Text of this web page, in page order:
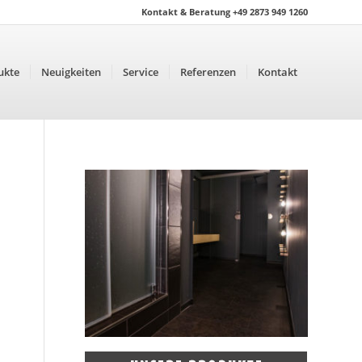
Kontakt & Beratung +49 2873 949 1260
Neuigkeiten Service Referenzen Kontakt